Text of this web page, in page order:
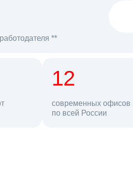
**
12
современных офисов
по всей России